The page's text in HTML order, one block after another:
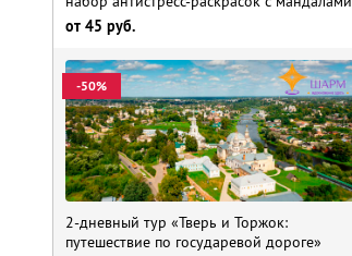
от 45 руб.
-50%
2-дневный тур «Тверь и Торжок:
путешествие по государевой дороге»